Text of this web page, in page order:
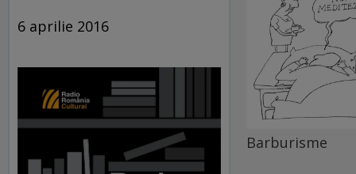
6 aprilie 2016
Barburisme